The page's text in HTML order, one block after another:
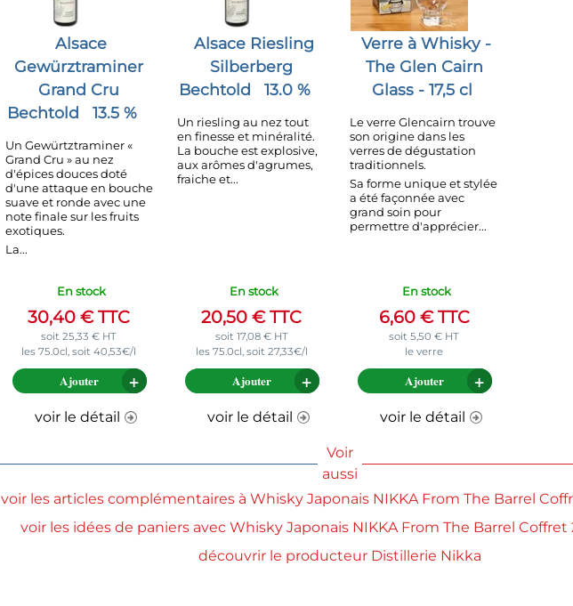
Alsace
Gewürztraminer
Grand Cru
Bechtold
13.5 %
Un Gewürtztraminer «
Grand Cru » au nez
d'épices douces doté
d'une attaque en bouche
suave et ronde avec une
note finale sur les fruits
exotiques.
La...
En stock
30,40 €TTC
soit25,33 € HT
les 75.0cl, soit 40,53€/l
Ajouter
voir le détail
Alsace Riesling
Silberberg
Bechtold
13.0 %
Un riesling au nez tout
en finesse et minéralité.
La bouche est explosive,
aux arômes d'agrumes,
fraiche et...
En stock
20,50 €TTC
soit 17,08 €HT
les 75.0cl, soit 27,33€/l
Ajouter
voir le détail
Verre à Whisky -
The Glen Cairn
Glass - 17,5 cl
Le verre Glencairn trouve
son origine dans les
verres de dégustation
traditionnels.
Sa forme unique et stylée
a été façonnée avec
grand soin pour
permettre d'apprécier...
En stock
6,60 €TTC
soit5,50 € HT
le verre
Ajouter
voir le détail
Voir
aussi
voir les articles complémentaires à Whisky Japonais NIKKA From The Barrel
voir les idées de paniers avec Whisky Japonais NIKKA From The Barrel Coffret
découvrir le producteur Distillerie Nikka